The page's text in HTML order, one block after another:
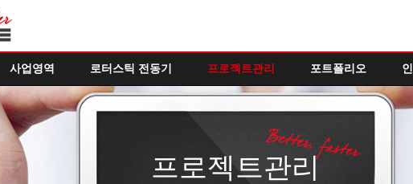
사업영역 로터스틱 전동기 프로젝트관리 포트폴리오
프로젝트관리